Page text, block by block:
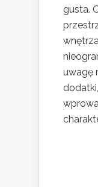
gusta.
uwagę